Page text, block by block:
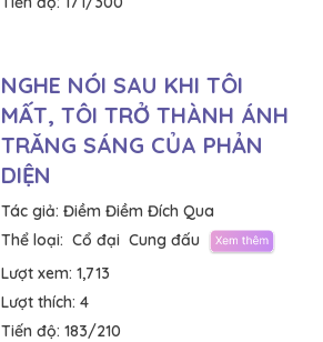
NGHE NÓI SAU KHI TÔI
MẤT, TÔI TRỞ THÀNH ÁNH
TRĂNG SÁNG CỦA PHẢN
DIỆN
Tác giả: Điềm Điềm Đích Qua
Thể loại: Cổ đại Cung đấu
Lượt xem: 1,713
Lượt thích: 4
Tiến độ: 183/210